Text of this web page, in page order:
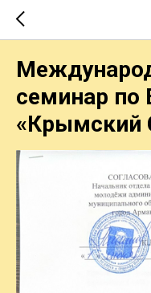
семинар по
«Крымский